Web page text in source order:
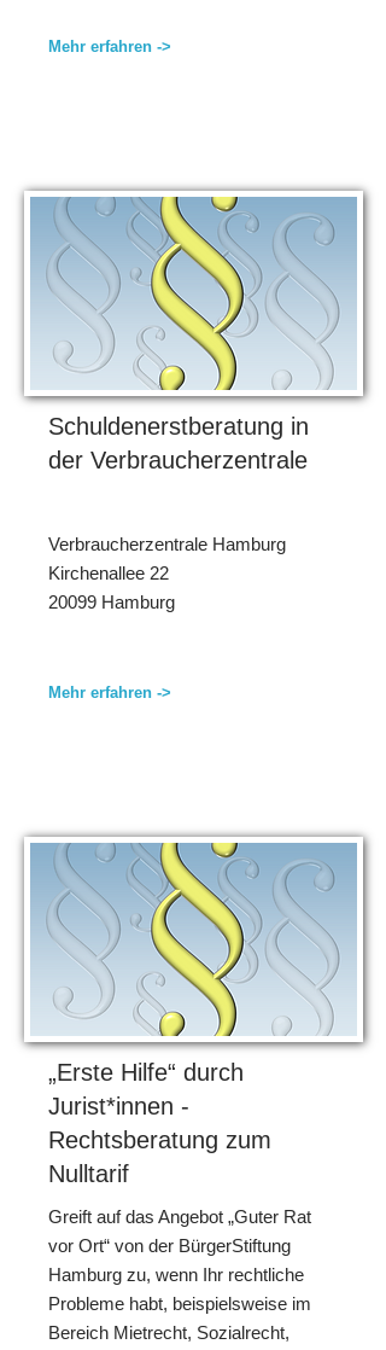
Mehr erfahren ->
Schuldenerstberatung in
der Verbraucherzentrale
Verbraucherzentrale Hamburg
Kirchenallee 22
20099 Hamburg
Mehr erfahren ->
„Erste Hilfe“ durch
Jurist*innen -
Rechtsberatung zum
Nulltarif
Greift auf das Angebot „Guter Rat
vor Ort“ von der BürgerStiftung
Hamburg zu, wenn Ihr rechtliche
Probleme habt, beispielsweise im
Bereich Mietrecht, Sozialrecht,